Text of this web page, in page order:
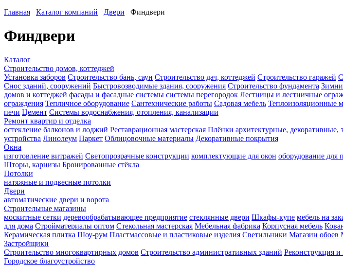
Главная
Каталог компаний Двери Финдвери
Финдвери
Каталог
Строительство домов, коттеджей
Установка заборов Строительство бань, саун Строительство дач, коттеджей Строительство гаражей
Снос зданий, сооружений Быстровозводимые здания, сооружения Строительство фундамента
домов и коттеджей фасады и фасадные системы системы перегородок Лестницы и лестничные
ограждения Тепличное оборудование Сантехнические работы Садовая мебель Теплоизоляционные
печи Цемент Системы водоснабжения, отопления, канализации
Ремонт квартир и отделка
остекление балконов и лоджий Реставрационная мастерская Плёнки архитектурные, декоративные,
устройства Линолеум Паркет Облицовочные материалы Декоративные покрытия
Окна
изготовление витражей Светопрозрачные конструкции комплектующие для окон оборудование для
Шторы, карнизы Бронированные стёкла
Потолки
натяжные и подвесные потолки
Двери
автоматические двери и ворота
Строительные магазины
москитные сетки деревообрабатывающее предприятие стеклянные двери Шкафы-купе мебель на
для дома Стройматериалы оптом Стекольная мастерская Мебельная фабрика Корпусная мебель
Керамическая плитка Шоу-рум Пластмассовые и пластиковые изделия Светильники Магазин обоев
Застройщики
Строительство многоквартирных домов Строительство административных зданий Реконструкция
Городское благоустройство